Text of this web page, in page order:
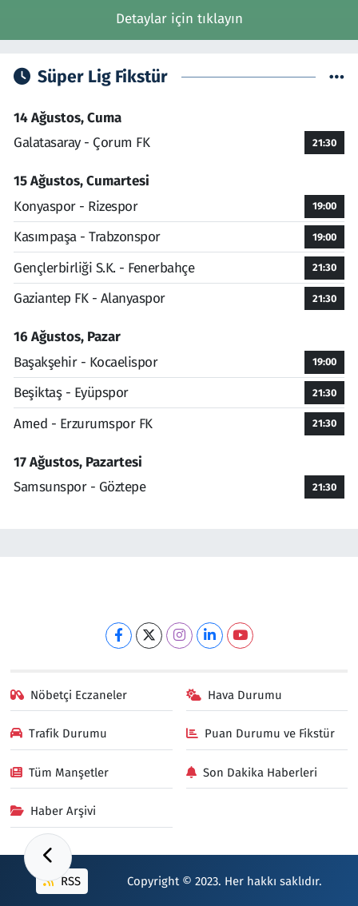
Detaylar için tıklayın
Süper Lig Fikstür
14 Ağustos, Cuma
Galatasaray - Çorum FK
21:30
15 Ağustos, Cumartesi
Konyaspor - Rizespor
19:00
Kasımpaşa - Trabzonspor 19:00
Gençlerbirliği S.K. - Fenerbahçe 21:30
Gaziantep FK - Alanyaspor 21:30
16 Ağustos, Pazar
Başakşehir - Kocaelispor
19:00
Beşiktaş - Eyüpspor 21:30
Amed - Erzurumspor FK 21:30
17 Ağustos, Pazartesi
Samsunspor - Göztepe
21:30
Nöbetçi Eczaneler Hava Durumu
Trafik Durumu Puan Durumu ve Fikstür
Tüm Manşetler Son Dakika Haberleri
Haber Arşivi
RSS Copyright © 2023. Her hakkı saklıdır.